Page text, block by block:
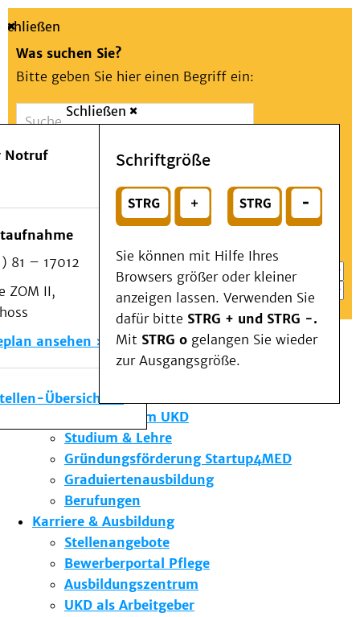
Suche
Schließen
Was suchen Sie?
Bitte geben Sie hier einen Begriff ein:
Suchen
oder
Wählen Sie ein Thema für Ihren Schnelleinstieg
Notfall
Schließen
Notruf
81 – 17012
ZOM II,
ansehen
Übersicht
Schriftgröße
Sie können mit Hilfe Ihres
Browsers größer oder kleiner
anzeigen lassen. Verwenden Sie
dafür bitte STRG + und STRG -.
Mit STRG o gelangen Sie wieder
zur Ausgangsgröße.
Menü
Patienten & Besucher
Kliniken/Institute/Zentren
Als Patient am UKD
Beratung und Unterstützung
Veranstaltungen
Kommunikation im Medizinwesen (KIM)
Notfall
Forschung & Lehre
Die Institute des UKD
Forschung am UKD
Studium & Lehre
Gründungsförderung Startup4MED
Graduiertenausbildung
Berufungen
Karriere & Ausbildung
Stellenangebote
Bewerberportal Pflege
Ausbildungszentrum
UKD als Arbeitgeber